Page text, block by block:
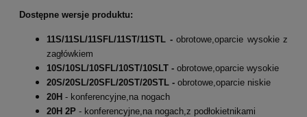
Dostępne wersje produktu:
11S/11SL/11SFL/11ST/11STL - obrotowe,oparcie wysokie z
zagłówkiem
10S/10SL/10SFL/10ST/10SLT - obrotowe,oparcie wysokie
20S/20SL/20SFL/20ST/20STL - obrotowe,oparcie niskie
20H - konferencyjne,na nogach
20H 2P - konferencyjne,na nogach,z podłokietnikami